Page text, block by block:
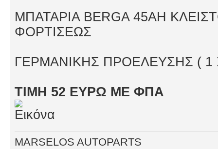
ΜΠΑΤΑΡΙΑ BERGA 45AH
ΦΟΡΤΙΣΕΩΣ
ΓΕΡΜΑΝΙΚΗΣ ΠΡΟΕΛΕΥΣΗΣ (
ΤΙΜΗ 52 ΕΥΡΩ ΜΕ ΦΠΑ
MARSELOS AUTOPARTS